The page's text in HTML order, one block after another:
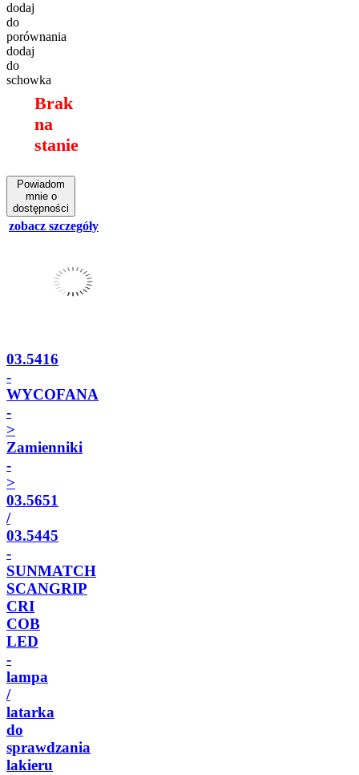
dodaj
do
porównania
dodaj
do
schowka
Brak
na
stanie
Powiadom
mnie o
dostępności
zobacz szczegóły
03.5416
-
WYCOFANA
-
>
Zamienniki
-
>
03.5651
/
03.5445
-
SUNMATCH
SCANGRIP
CRI
COB
LED
-
lampa
/
latarka
do
sprawdzania
lakieru